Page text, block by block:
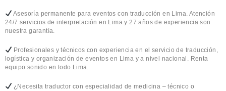
Asesoría permanente para eventos con traducción en Lima. Atención
24/7 servicios de interpretación en Lima y 27 años de experiencia son
nuestra garantía.
Profesionales y técnicos con experiencia en el servicio de traducción,
logística y organización de eventos en Lima y a nivel nacional. Renta
equipo sonido en todo Lima.
¿Necesita traductor con especialidad de medicina – técnico o